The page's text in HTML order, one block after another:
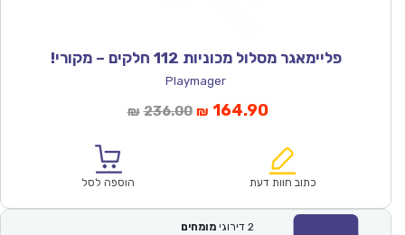
פליימאגר מסלול מכוניות 112 חלקים – מקורי!
Playmager
₪ 236.00המחיר
₪236.00.
₪ 164.90המחיר
הוא:
כתוב חוות דעת הוספה לסל
2 דירוגי מומחים